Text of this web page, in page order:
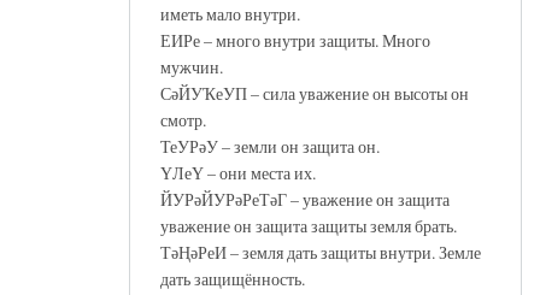
иметь мало внутри.
ЕИРе – много внутри защиты. Много
мужчин.
СәЙУҠеУП – сила уважение он высоты он
смотр.
ТеУРәУ – земли он защита он.
ҮЛеҮ – они места их.
ЙУРәЙУРәРеТәГ – уважение он защита
уважение он защита защиты земля брать.
ТәҢәРеИ – земля дать защиты внутри. Земле
дать защищённость.